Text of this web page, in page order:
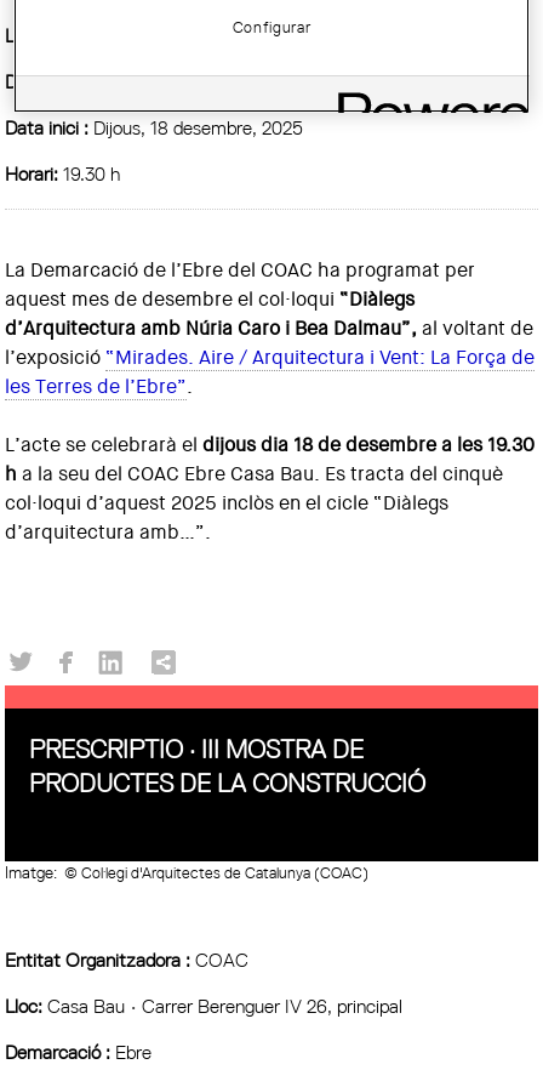
Lloc:
Sala d'Actes de la Casa Bau
Demarcació :Ebre
Data inici : Dijous, 18 desembre, 2025
Horari:19.30 h
La Demarcació de l’Ebre del COAC ha programat per
aquest mes de desembre el col·loqui “Diàlegs
d’Arquitectura amb Núria Caro i Bea Dalmau”, al voltant de
l’exposició “Mirades. Aire / Arquitectura i Vent: La Força de
les Terres de l’Ebre”.
L’acte se celebrarà eldijous dia 18 de desembre a les 19.30
h a la seu del COAC Ebre Casa Bau. Es tracta del cinquè
col·loqui d’aquest 2025 inclòs en el cicle “Diàlegs
d’arquitectura amb…”.
PRESCRIPTIO · III MOSTRA DE
PRODUCTES DE LA CONSTRUCCIÓ
Imatge: © Col·legi d'Arquitectes de Catalunya (COAC)
Entitat Organitzadora :COAC
Lloc:Casa Bau • Carrer Berenguer IV 26, principal
Demarcació : Ebre
Configurar